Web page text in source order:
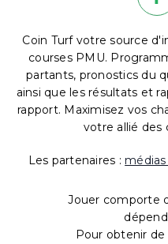
Coin Turf votre source
courses PMU.
partants, pronostics du
ainsi que les résultats et
rapport. Maximisez vos
votre allié des
Les partenaires :
Jouer comporte
Pour obtenir